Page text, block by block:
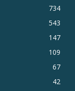
734
543
147
109
67
42